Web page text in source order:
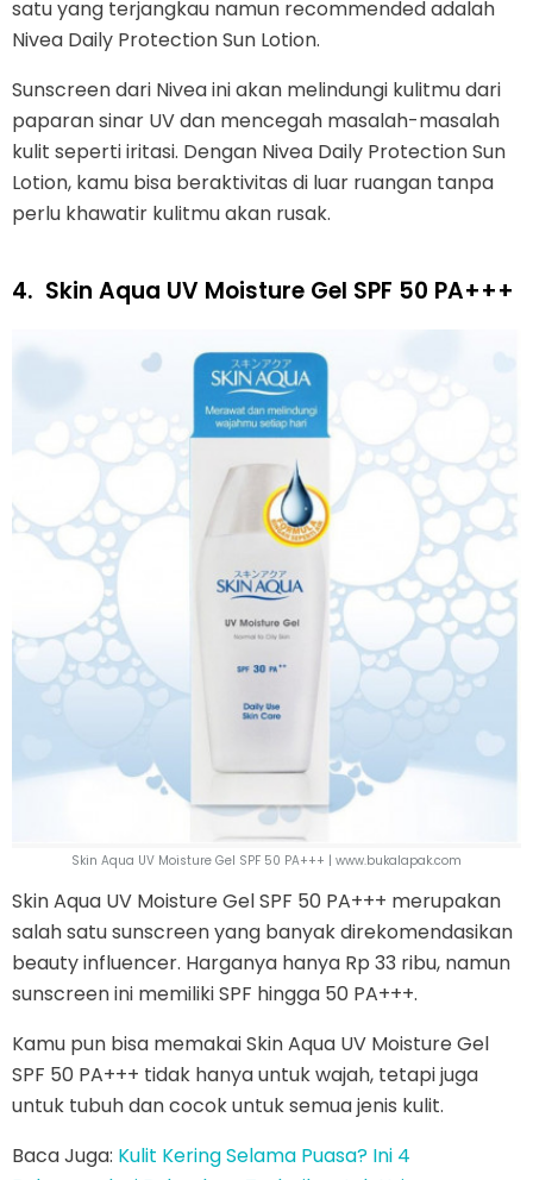
satu yang terjangkau namun recommended adalah
Nivea Daily Protection Sun Lotion.
Sunscreen dari Nivea ini akan melindungi kulitmu dari
paparan sinar UV dan mencegah masalah-masalah
kulit seperti iritasi. Dengan Nivea Daily Protection Sun
Lotion, kamu bisa beraktivitas di luar ruangan tanpa
perlu khawatir kulitmu akan rusak.
4. Skin Aqua UV Moisture Gel SPF 50 PA+++
Skin Aqua UV Moisture Gel SPF 50 PA+++ | www.bukalapak.com
Skin Aqua UV Moisture Gel SPF 50 PA+++ merupakan
salah satu sunscreen yang banyak direkomendasikan
beauty influencer. Harganya hanya Rp 33 ribu, namun
sunscreen ini memiliki SPF hingga 50 PA+++.
Kamu pun bisa memakai Skin Aqua UV Moisture Gel
SPF 50 PA+++ tidak hanya untuk wajah, tetapi juga
untuk tubuh dan cocok untuk semua jenis kulit.
Baca Juga: Kulit Kering Selama Puasa? Ini 4